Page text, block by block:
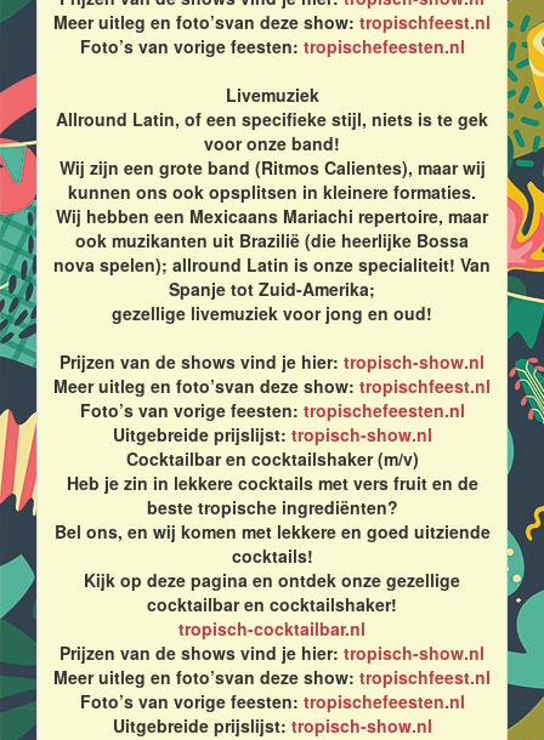
Meer uitleg en foto’svan deze show: tropischfeest.nl
Foto’s van vorige feesten: tropischefeesten.nl
Livemuziek
Allround Latin, of een specifieke stijl, niets is te gek
voor onze band!
Wij zijn een grote band (Ritmos Calientes), maar wij
kunnen ons ook opsplitsen in kleinere formaties.
Wij hebben een Mexicaans Mariachi repertoire, maar
ook muzikanten uit Brazilië (die heerlijke Bossa
nova spelen); allround Latin is onze specialiteit! Van
Spanje tot Zuid-Amerika;
gezellige livemuziek voor jong en oud!
Prijzen van de shows vind je hier: tropisch-show.nl
Meer uitleg en foto’svan deze show: tropischfeest.nl
Foto’s van vorige feesten: tropischefeesten.nl
Uitgebreide prijslijst: tropisch-show.nl
Cocktailbar en cocktailshaker (m/v)
Heb je zin in lekkere cocktails met vers fruit en de
beste tropische ingrediënten?
Bel ons, en wij komen met lekkere en goed uitziende
cocktails!
Kijk op deze pagina en ontdek onze gezellige
cocktailbar en cocktailshaker!
tropisch-cocktailbar.nl
Prijzen van de shows vind je hier: tropisch-show.nl
Meer uitleg en foto’svan deze show: tropischfeest.nl
Foto’s van vorige feesten: tropischefeesten.nl
Uitgebreide prijslijst: tropisch-show.nl